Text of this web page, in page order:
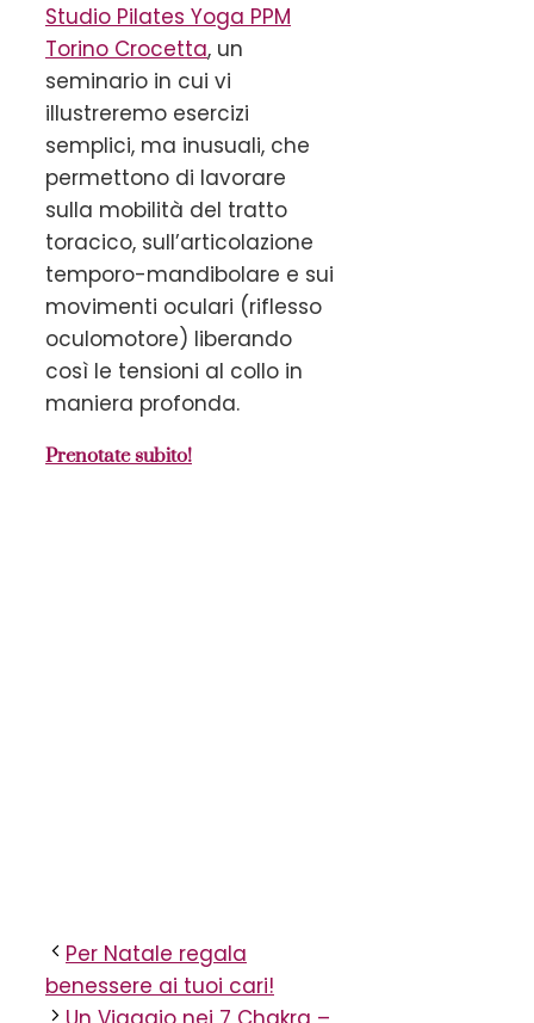
Studio Pilates Yoga PPM
Torino Crocetta, un
seminario in cui vi
illustreremo esercizi
semplici, ma inusuali, che
permettono di lavorare
sulla mobilità del tratto
toracico, sull’articolazione
temporo-mandibolare e sui
movimenti oculari (riflesso
oculomotore) liberando
così le tensioni al collo in
maniera profonda.
Prenotate subito!
Per Natale regala
benessere ai tuoi cari!